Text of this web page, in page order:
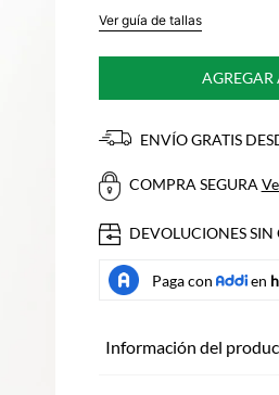
Ver guía de tallas
AGREGAR
ENVÍO GRATIS
COMPRA SEGURA
DEVOLUCIONES SIN
Información del